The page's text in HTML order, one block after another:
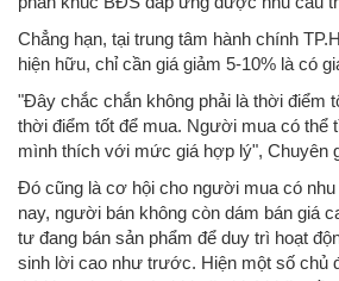
Chẳng hạn, tại trung tâm hành chính
hiện hữu, chỉ cần giá giảm 5-10% là có
"Đây chắc chắn không phải là thời điểm
thời điểm tốt để mua. Người mua có thể
mình thích với mức giá hợp lý", Chuyên
Đó cũng là cơ hội cho người mua có
nay, người bán không còn dám bán giá
tư đang bán sản phẩm để duy trì hoạt
sinh lời cao như trước. Hiện một số chủ